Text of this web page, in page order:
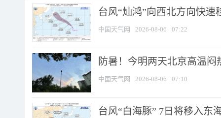
台风“灿鸿”向西北方向快
中国天气网 2026-08-06 07:22
防暑！今明两天北京高温
中国天气网 2026-08-06 07:10
台风“白海豚” 7日将移入东